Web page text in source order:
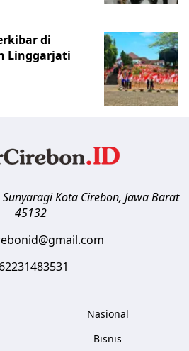
di
Linggarjati
SunyaragiKota Cirebon, Jawa Barat
45132
Nasional
Bisnis